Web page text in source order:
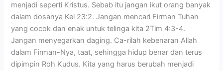
menjadi seperti Kristus. Sebab itu jangan ikut orang banyak
dalam dosanya Kel 23:2. Jangan mencari Firman Tuhan
yang cocok dan enak untuk telinga kita 2Tim 4:3-4.
Jangan menyegarkan daging. Ca-rilah kebenaran Allah
dalam Firman-Nya, taat, sehingga hidup benar dan terus
dipimpin Roh Kudus. Kita yang harus berubah menjadi